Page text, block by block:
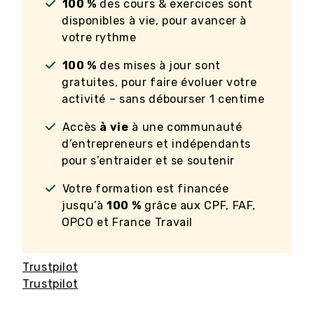
Trustpilot
Trustpilot
100 % des cours & exercices sont
disponibles à vie, pour avancer à
votre rythme
100 % des mises à jour sont
gratuites, pour faire évoluer votre
activité – sans débourser 1 centime
Accès à vie à une communauté
d’entrepreneurs et indépendants
pour s’entraider et se soutenir
Votre formation est financée
jusqu’à100 % grâce aux CPF, FAF,
OPCO et France Travail